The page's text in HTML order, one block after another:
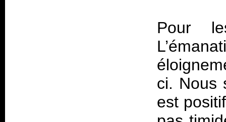
Pour
ci. Nous
est